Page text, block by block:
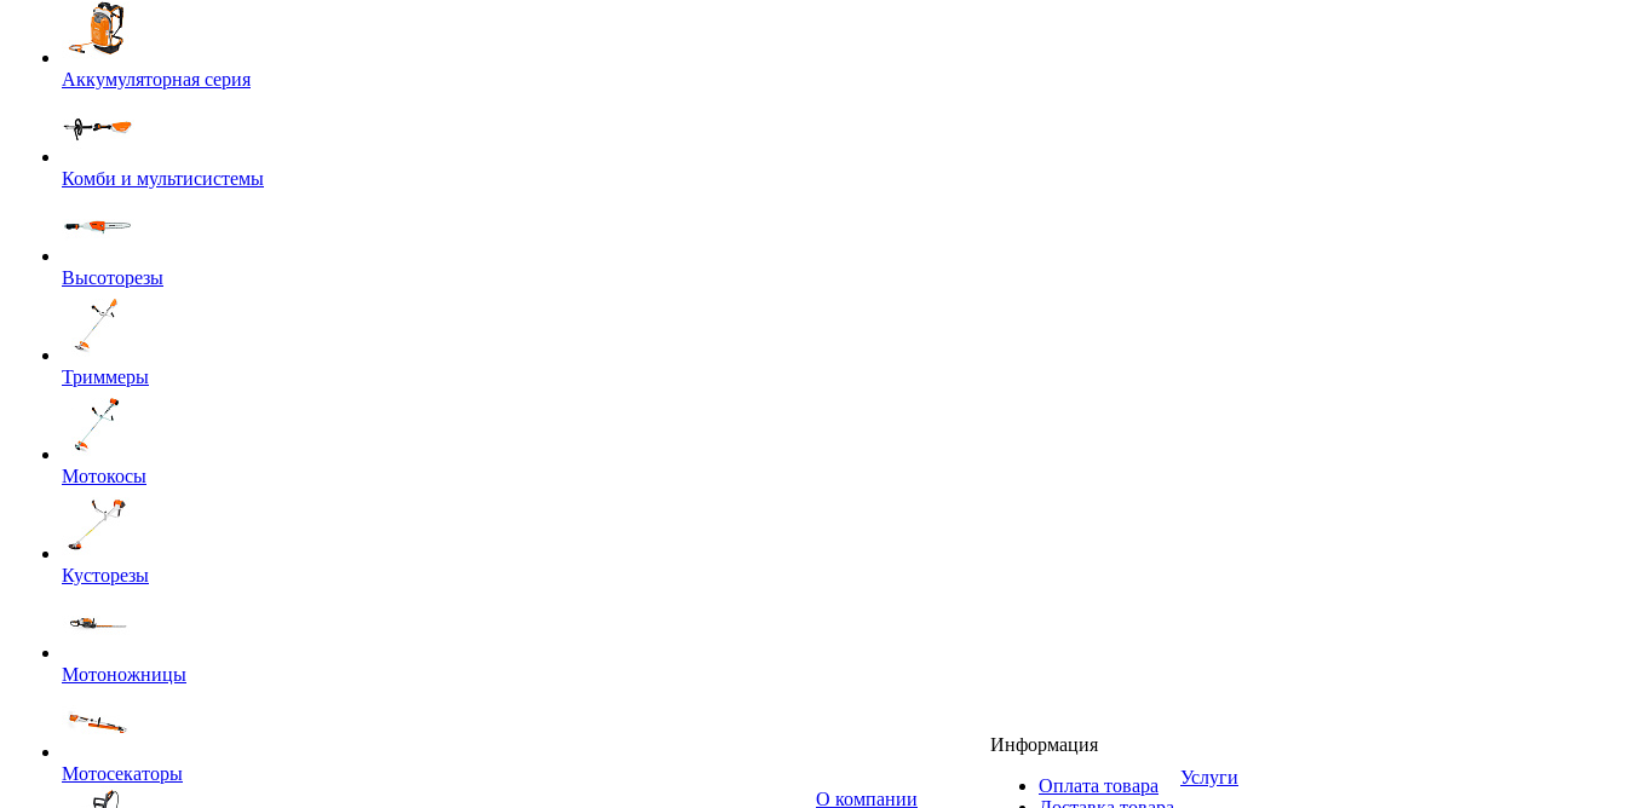
Аккумуляторная серия
Комби и мультисистемы
Высоторезы
Триммеры
Мотокосы
Кусторезы
Мотоножницы
Мотосекаторы
O компании
Информация
Оплата товара
Услуги